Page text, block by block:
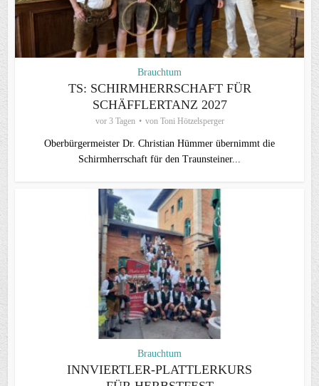
Brauchtum
TS: SCHIRMHERRSCHAFT FÜR
SCHÄFFLERTANZ 2027
vor 3 Tagen von Toni Hötzelsperger
Oberbürgermeister Dr. Christian Hümmer übernimmt die
Schirmherrschaft für den Traunsteiner...
Brauchtum
INNVIERTLER-PLATTLERKURS